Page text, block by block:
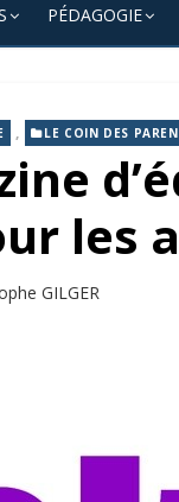
PÉDAGOGIE
, LE COIN DES
les
GILGER